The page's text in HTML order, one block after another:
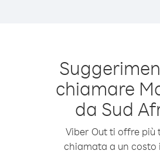
chiamare
da Sud
Viber Out ti offre più
chiamata a un costo